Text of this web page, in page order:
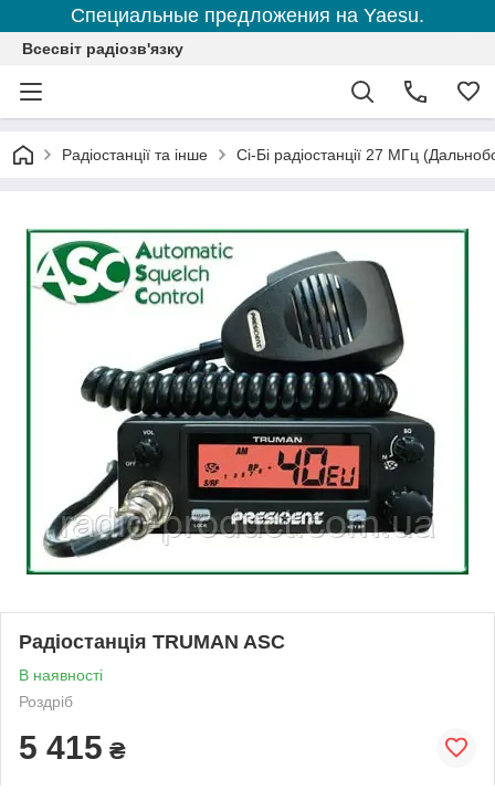
Специальные предложения на Yaesu.
Всесвіт радіозв'язку
Радіостанції та інше Сі-Бі радіостанції 27 МГц
Радіостанція TRUMAN ASC
В наявності
Роздріб
5 415 ₴